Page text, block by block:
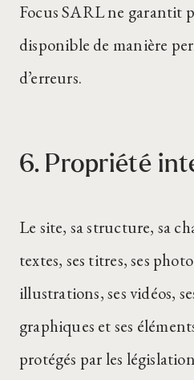
Focus SARL ne garantit
disponible de manière
d’erreurs.
6. Propriété
Le site, sa structure, sa
textes, ses titres, ses
illustrations, ses vidéos,
graphiques et ses
protégés par les